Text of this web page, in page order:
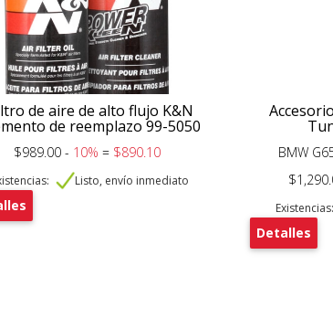
de aire de alto flujo K&N
de reemplazo 99-5050
$989.00 - 10% = $890.10
Listo, envío inmediato
BMW
Existencias:
Detalles